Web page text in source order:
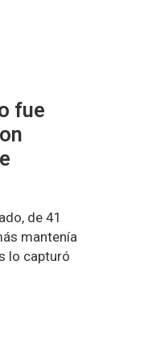
fue
de 41
mantenía
lo capturó